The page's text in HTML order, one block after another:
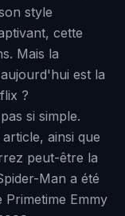
style
cette
Mais la
est la
?
si simple.
ainsi que
peut-être la
Man a été
Emmy